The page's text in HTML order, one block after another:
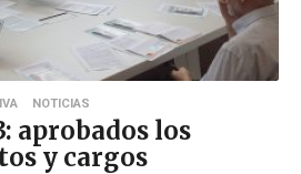
NOTICIAS
aprobados los
y cargos